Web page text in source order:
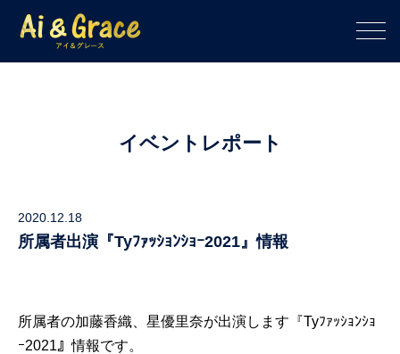
イベントレポート
2020.12.18
所属者出演『Tyﾌｧｯｼｮﾝｼｮｰ2021』情報
所属者の加藤香織、星優里奈が出演します『Tyﾌｧｯｼｮﾝｼｮ
ｰ2021』情報です。